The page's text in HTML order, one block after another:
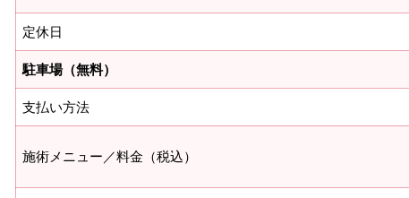
定休日
駐車場（無料）
支払い方法
施術メニュー／料金（税込）